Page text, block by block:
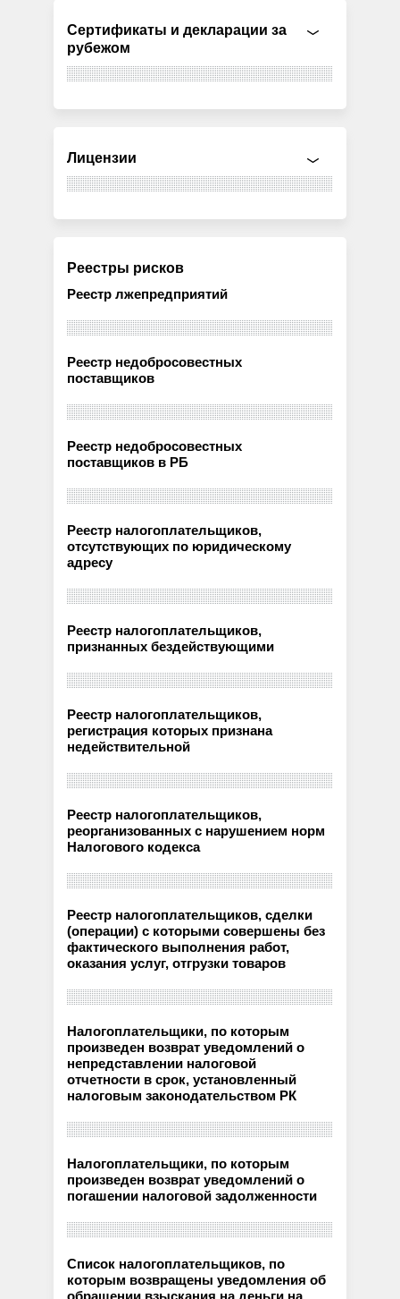
Сертификаты и декларации за
рубежом
Лицензии
Реестры рисков
Реестр лжепредприятий
Реестр недобросовестных
поставщиков
Реестр недобросовестных
поставщиков в РБ
Реестр налогоплательщиков,
отсутствующих по юридическому
адресу
Реестр налогоплательщиков,
признанных бездействующими
Реестр налогоплательщиков,
регистрация которых признана
недействительной
Реестр налогоплательщиков,
реорганизованных с нарушением норм
Налогового кодекса
Реестр налогоплательщиков, сделки
(операции) с которыми совершены без
фактического выполнения работ,
оказания услуг, отгрузки товаров
Налогоплательщики, по которым
произведен возврат уведомлений о
непредставлении налоговой
отчетности в срок, установленный
налоговым законодательством РК
Налогоплательщики, по которым
произведен возврат уведомлений о
погашении налоговой задолженности
Список налогоплательщиков, по
которым возвращены уведомления об
обращении взыскания на деньги на